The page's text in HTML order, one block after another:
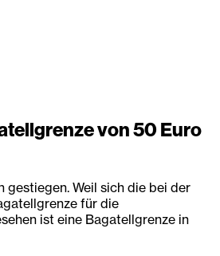
von 50 Euro
Weil sich die bei der
für die
ist eine Bagatellgrenze in